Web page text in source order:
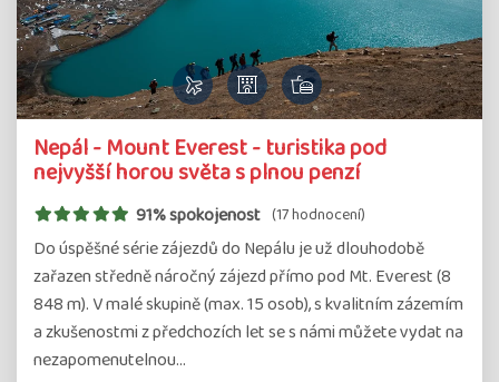
Nepál - Mount Everest - turistika pod
nejvyšší horou světa s plnou penzí
91% spokojenost (17 hodnocení)
Do úspěšné série zájezdů do Nepálu je už dlouhodobě
zařazen středně náročný zájezd přímo pod Mt. Everest (8
848 m). V malé skupině (max. 15 osob), s kvalitním zázemím
a zkušenostmi z předchozích let se s námi můžete vydat na
nezapomenutelnou…